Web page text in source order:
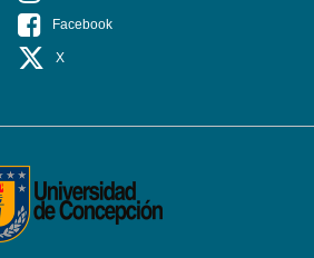
Facebook
X